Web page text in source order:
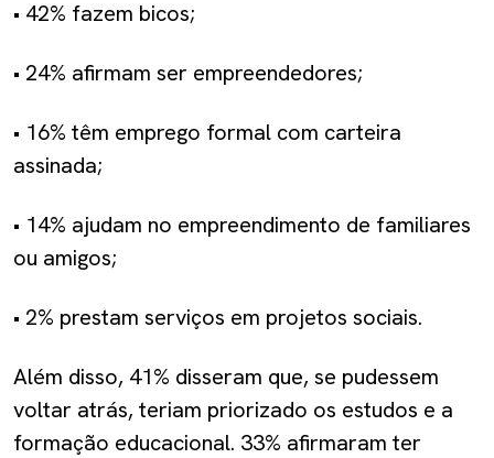
• 42% fazem bicos;
• 24% afirmam ser empreendedores;
• 16% têm emprego formal com carteira
assinada;
• 14% ajudam no empreendimento de familiares
ou amigos;
• 2% prestam serviços em projetos sociais.
Além disso, 41% disseram que, se pudessem
voltar atrás, teriam priorizado os estudos e a
formação educacional. 33% afirmaram ter